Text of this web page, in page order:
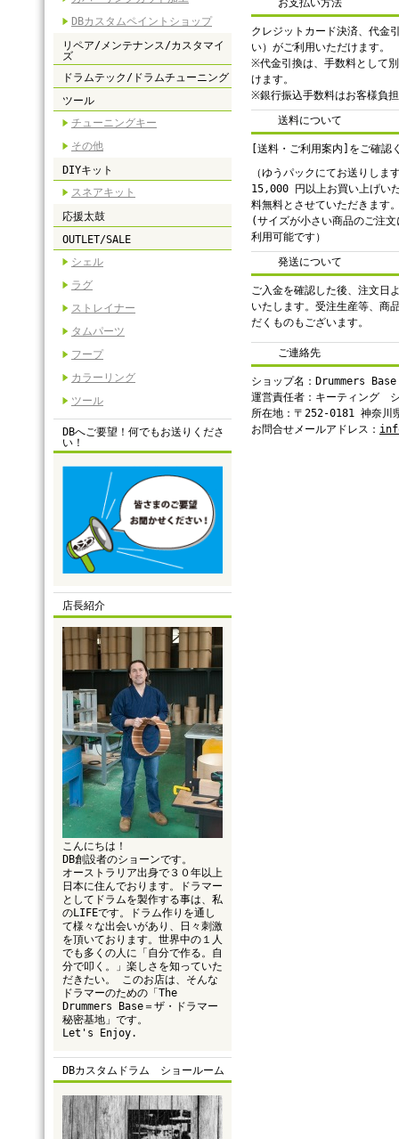
DBカスタムペイントショップ
リペア/メンテナンス/カスタマイ
ズ
ドラムテック/ドラムチューニング
ツール
チューニングキー
その他
DIYキット
スネアキット
応援太鼓
OUTLET/SALE
シェル
ラグ
ストレイナー
タムパーツ
フープ
カラーリング
ツール
DBへご要望！何でもお送りくださ
い！
店長紹介
こんにちは！
DB創設者のショーンです。
オーストラリア出身で３０年以上
日本に住んでおります。ドラマー
としてドラムを製作する事は、私
のLIFEです。ドラム作りを通し
て様々な出会いがあり、日々刺激
を頂いております。世界中の１人
でも多くの人に「自分で作る。自
分で叩く。」楽しさを知っていた
だきたい。 このお店は、そんな
ドラマーのための「The
Drummers Base＝ザ・ドラマー
秘密基地」です。
Let's Enjoy.
DBカスタムドラム ショールーム
お支払い方法
クレジットカード決済、代金
い）がご利用いただけます。
※代金引換は、手数料として
けます。
※銀行振込手数料はお客様負
送料について
[送料・ご利用案内]をご確認
（ゆうパックにてお送りしま
15,000 円以上お買い上げい
料無料とさせていただきます
(サイズが小さい商品のご注
利用可能です）
発送について
ご入金を確認した後、注文日
いたします。受注生産等、商
だくものもございます。
ご連絡先
ショップ名：Drummers Base
運営責任者：キーティング
所在地：〒252-0181 神奈川
お問合せメールアドレス：